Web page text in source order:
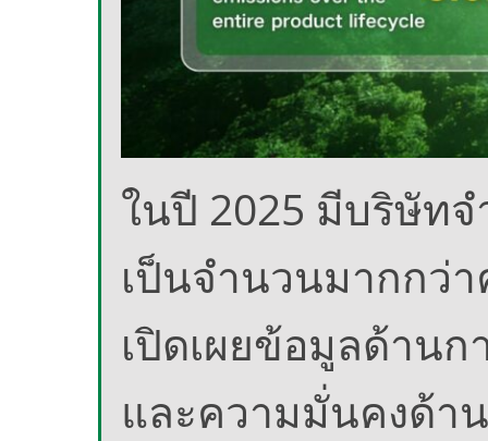
ในปี 2025 มีบริษัท
เป็นจำนวนมากกว่
เปิดเผยข้อมูลด้าน
และความมั่นคงด้า